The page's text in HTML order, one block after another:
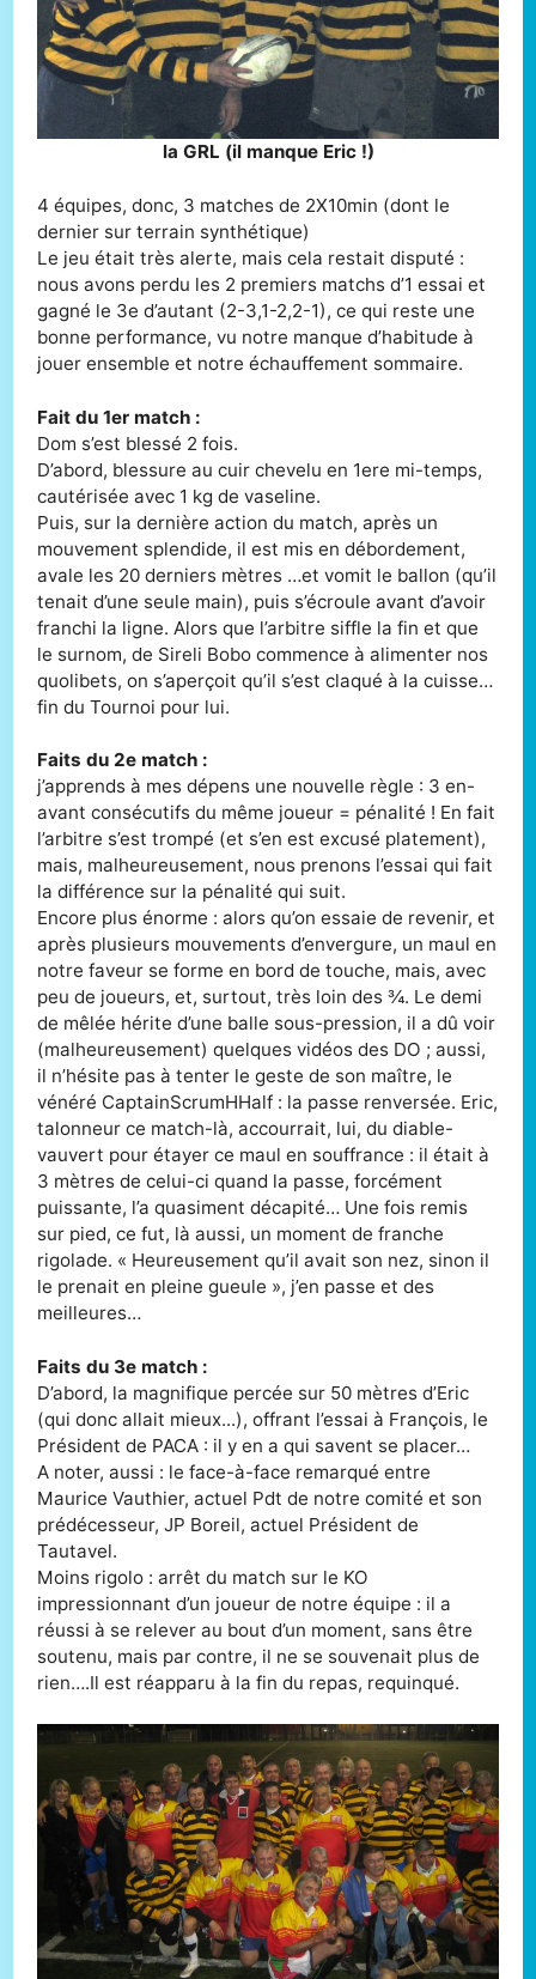
la GRL (il manque Eric !)
4 équipes, donc, 3 matches de 2X10min (dont le
dernier sur terrain synthétique)
Le jeu était très alerte, mais cela restait disputé :
nous avons perdu les 2 premiers matchs d’1 essai et
gagné le 3e d’autant (2-3,1-2,2-1), ce qui reste une
bonne performance, vu notre manque d’habitude à
jouer ensemble et notre échauffement sommaire.
Fait du 1er match :
Dom s’est blessé 2 fois.
D’abord, blessure au cuir chevelu en 1ere mi-temps,
cautérisée avec 1 kg de vaseline.
Puis, sur la dernière action du match, après un
mouvement splendide, il est mis en débordement,
avale les 20 derniers mètres …et vomit le ballon (qu’il
tenait d’une seule main), puis s’écroule avant d’avoir
franchi la ligne. Alors que l’arbitre siffle la fin et que
le surnom, de Sireli Bobo commence à alimenter nos
quolibets, on s’aperçoit qu’il s’est claqué à la cuisse…
fin du Tournoi pour lui.
Faits du 2e match :
j’apprends à mes dépens une nouvelle règle : 3 en-
avant consécutifs du même joueur = pénalité ! En fait
l’arbitre s’est trompé (et s’en est excusé platement),
mais, malheureusement, nous prenons l’essai qui fait
la différence sur la pénalité qui suit.
Encore plus énorme : alors qu’on essaie de revenir, et
après plusieurs mouvements d’envergure, un maul en
notre faveur se forme en bord de touche, mais, avec
peu de joueurs, et, surtout, très loin des ¾. Le demi
de mêlée hérite d’une balle sous-pression, il a dû voir
(malheureusement) quelques vidéos des DO ; aussi,
il n’hésite pas à tenter le geste de son maître, le
vénéré CaptainScrumHHalf : la passe renversée. Eric,
talonneur ce match-là, accourrait, lui, du diable-
vauvert pour étayer ce maul en souffrance : il était à
3 mètres de celui-ci quand la passe, forcément
puissante, l’a quasiment décapité… Une fois remis
sur pied, ce fut, là aussi, un moment de franche
rigolade. « Heureusement qu’il avait son nez, sinon il
le prenait en pleine gueule », j’en passe et des
meilleures…
Faits du 3e match :
D’abord, la magnifique percée sur 50 mètres d’Eric
(qui donc allait mieux...), offrant l’essai à François, le
Président de PACA : il y en a qui savent se placer…
A noter, aussi : le face-à-face remarqué entre
Maurice Vauthier, actuel Pdt de notre comité et son
prédécesseur, JP Boreil, actuel Président de
Tautavel.
Moins rigolo : arrêt du match sur le KO
impressionnant d’un joueur de notre équipe : il a
réussi à se relever au bout d’un moment, sans être
soutenu, mais par contre, il ne se souvenait plus de
rien….Il est réapparu à la fin du repas, requinqué.